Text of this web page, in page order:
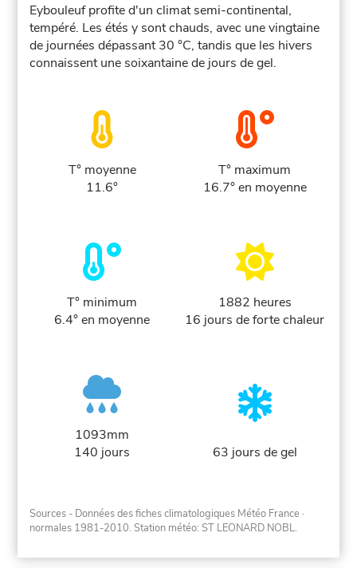
Eybouleuf profite d'un climat semi-continental,
tempéré. Les étés y sont chauds, avec une vingtaine
de journées dépassant 30 °C, tandis que les hivers
connaissent une soixantaine de jours de gel.
T° moyenne
11.6°
T° maximum
16.7° en moyenne
T° minimum
6.4° en moyenne
1882 heures
16 jours de forte chaleur
1093mm
140 jours
63 jours de gel
Sources - Données des fiches climatologiques Météo France ·
normales 1981-2010. Station météo: ST LEONARD NOBL.